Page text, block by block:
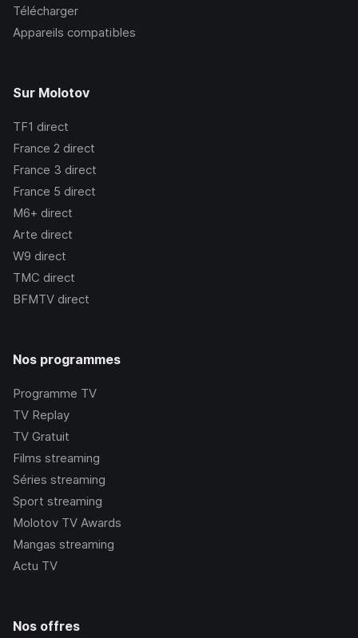
Télécharger
Appareils compatibles
Sur Molotov
TF1 direct
France 2 direct
France 3 direct
France 5 direct
M6+ direct
Arte direct
W9 direct
TMC direct
BFMTV direct
Nos programmes
Programme TV
TV Replay
TV Gratuit
Films streaming
Séries streaming
Sport streaming
Molotov TV Awards
Mangas streaming
Actu TV
Nos offres